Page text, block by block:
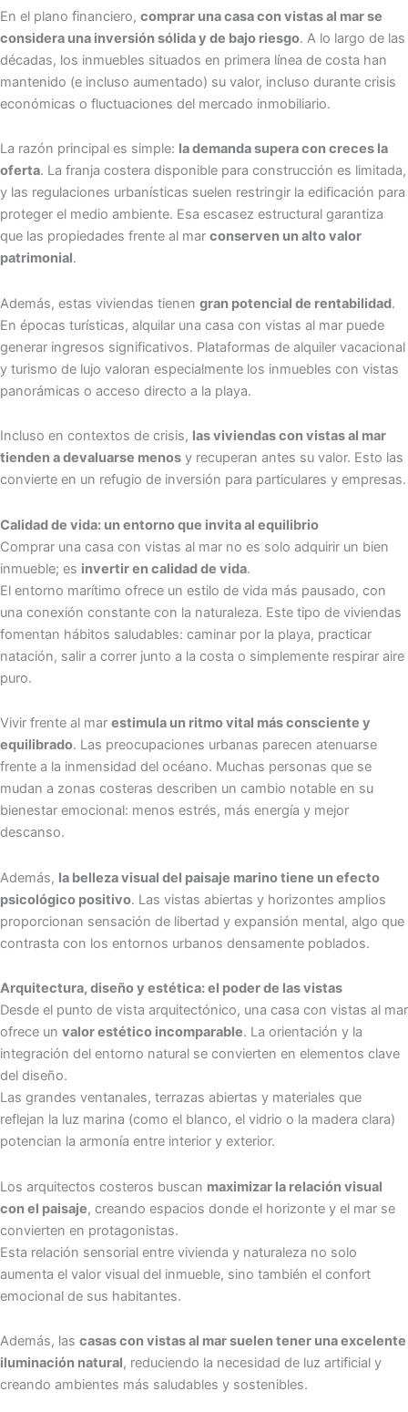
En el plano financiero, comprar una casa con vistas al mar se
considera una inversión sólida y de bajo riesgo. A lo largo de las
décadas, los inmuebles situados en primera línea de costa han
mantenido (e incluso aumentado) su valor, incluso durante crisis
económicas o fluctuaciones del mercado inmobiliario.
La razón principal es simple: la demanda supera con creces la
oferta. La franja costera disponible para construcción es limitada,
y las regulaciones urbanísticas suelen restringir la edificación para
proteger el medio ambiente. Esa escasez estructural garantiza
que las propiedades frente al mar conserven un alto valor
patrimonial.
Además, estas viviendas tienen gran potencial de rentabilidad.
En épocas turísticas, alquilar una casa con vistas al mar puede
generar ingresos significativos. Plataformas de alquiler vacacional
y turismo de lujo valoran especialmente los inmuebles con vistas
panorámicas o acceso directo a la playa.
Incluso en contextos de crisis, las viviendas con vistas al mar
tienden a devaluarse menos y recuperan antes su valor. Esto las
convierte en un refugio de inversión para particulares y empresas.
Calidad de vida: un entorno que invita al equilibrio
Comprar una casa con vistas al mar no es solo adquirir un bien
inmueble; es invertir en calidad de vida.
El entorno marítimo ofrece un estilo de vida más pausado, con
una conexión constante con la naturaleza. Este tipo de viviendas
fomentan hábitos saludables: caminar por la playa, practicar
natación, salir a correr junto a la costa o simplemente respirar aire
puro.
Vivir frente al mar estimula un ritmo vital más consciente y
equilibrado. Las preocupaciones urbanas parecen atenuarse
frente a la inmensidad del océano. Muchas personas que se
mudan a zonas costeras describen un cambio notable en su
bienestar emocional: menos estrés, más energía y mejor
descanso.
Además, la belleza visual del paisaje marino tiene un efecto
psicológico positivo. Las vistas abiertas y horizontes amplios
proporcionan sensación de libertad y expansión mental, algo que
contrasta con los entornos urbanos densamente poblados.
Arquitectura, diseño y estética: el poder de las vistas
Desde el punto de vista arquitectónico, una casa con vistas al mar
ofrece un valor estético incomparable. La orientación y la
integración del entorno natural se convierten en elementos clave
del diseño.
Las grandes ventanales, terrazas abiertas y materiales que
reflejan la luz marina (como el blanco, el vidrio o la madera clara)
potencian la armonía entre interior y exterior.
Los arquitectos costeros buscan maximizar la relación visual
con el paisaje, creando espacios donde el horizonte y el mar se
convierten en protagonistas.
Esta relación sensorial entre vivienda y naturaleza no solo
aumenta el valor visual del inmueble, sino también el confort
emocional de sus habitantes.
Además, las casas con vistas al mar suelen tener una excelente
iluminación natural, reduciendo la necesidad de luz artificial y
creando ambientes más saludables y sostenibles.